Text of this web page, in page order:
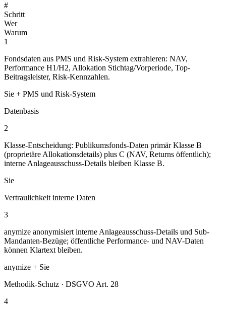
#
Schritt
Wer
Warum
1
Fondsdaten aus PMS und Risk-System extrahieren: NAV,
Performance H1/H2, Allokation Stichtag/Vorperiode, Top-
Beitragsleister, Risk-Kennzahlen.
Sie + PMS und Risk-System
Datenbasis
2
Klasse-Entscheidung: Publikumsfonds-Daten primär Klasse B
(proprietäre Allokationsdetails) plus C (NAV, Returns öffentlich);
interne Anlageausschuss-Details bleiben Klasse B.
Sie
Vertraulichkeit interne Daten
3
anymize anonymisiert interne Anlageausschuss-Details und Sub-
Mandanten-Bezüge; öffentliche Performance- und NAV-Daten
können Klartext bleiben.
anymize + Sie
Methodik-Schutz · DSGVO Art. 28
4